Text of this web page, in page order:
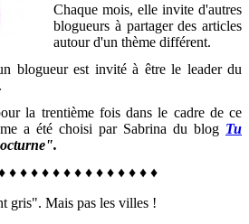
Chaque mois, elle invite d'autres
blogueurs à partager des articles
autour d'un thème différent.
blogueur est invité à être le leader du
la trentième fois dans le cadre de ce
a été choisi par Sabrina du blog Tu
♦ ♦ ♦ ♦ ♦ ♦ ♦ ♦ ♦ ♦ ♦ ♦ ♦ ♦
gris". Mais pas les villes !